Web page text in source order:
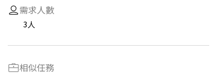
需求人數
3人
相似任務